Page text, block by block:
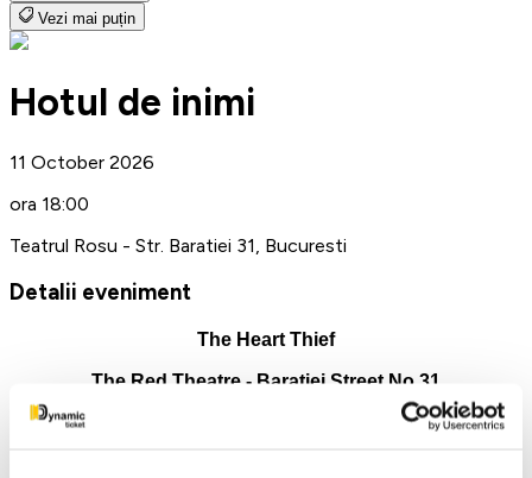
Vezi mai puțin
Hotul de inimi
11 October 2026
ora 18:00
Teatrul Rosu - Str. Baratiei 31, Bucuresti
Detalii eveniment
The Heart Thief
The Red Theatre - Baratiei Street No.31